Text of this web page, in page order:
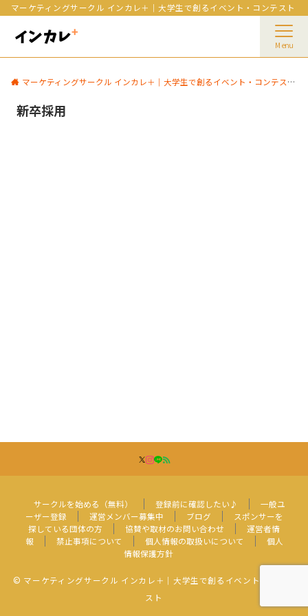
マーケティングサークル インカレ＋｜大学生で創るイベント・コンテスト
Menu
マーケティングサークル インカレ＋｜大学生で創るイベント・コンテスト
新卒採用
サークルを始める（無料） 登録前に確認したい♪
一般ユ
ーザー登録
運営メンバー募集中 ブログ
スポンサーを
探している団体の方
協賛や取材のお問い合わせ
運営者情
報
禁止事項について 個人情報の取扱いについて
個人
情報保護方針
© マーケティングサークル インカレ＋｜大学生で創るイベント・コンテ
スト